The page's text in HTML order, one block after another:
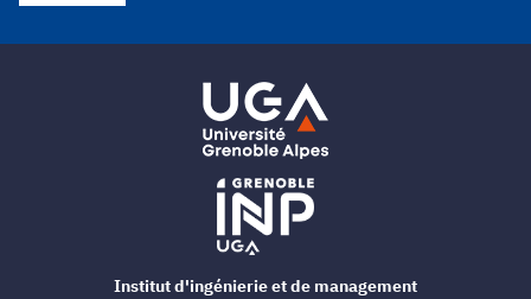
Institut d'ingénierie et de management